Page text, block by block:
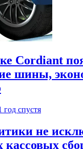
Cordiant
шины,
год спустя
не
кассовых